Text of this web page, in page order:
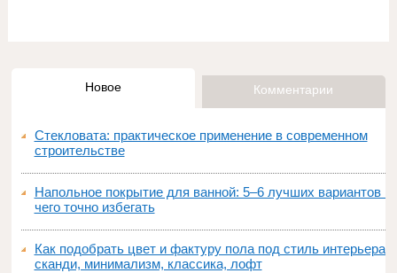
Новое Комментарии
Стекловата: практическое применение в современном
строительстве
Напольное покрытие для ванной: 5–6 лучших вариантов и
чего точно избегать
Как подобрать цвет и фактуру пола под стиль интерьера:
сканди, минимализм, классика, лофт